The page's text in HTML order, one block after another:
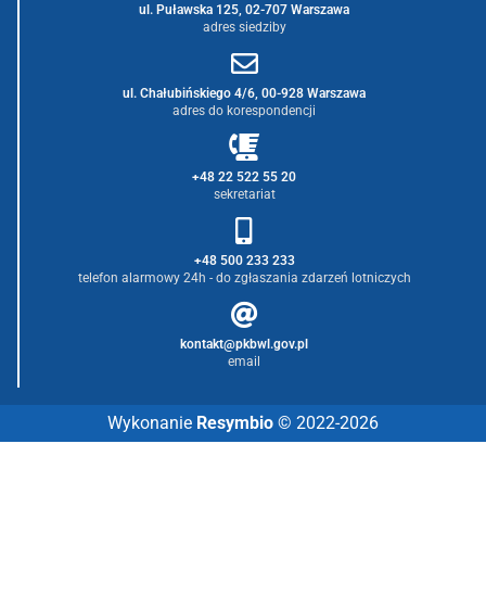
ul. Puławska 125, 02-707 Warszawa
adres siedziby
ul. Chałubińskiego 4/6, 00-928 Warszawa
adres do korespondencji
+48 22 522 55 20
sekretariat
+48 500 233 233
telefon alarmowy 24h - do zgłaszania zdarzeń lotniczych
kontakt@pkbwl.gov.pl
email
Wykonanie Resymbio © 2022-2026